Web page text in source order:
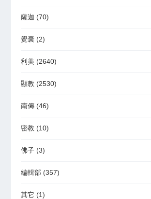
薩迦 (70)
覺囊 (2)
利美 (2640)
顯教 (2530)
南傳 (46)
密教 (10)
佛子 (3)
編輯部 (357)
其它 (1)